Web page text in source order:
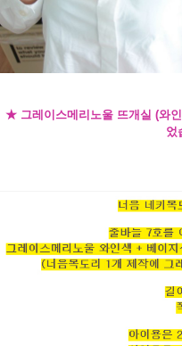
★ 그레이스메리노울 뜨개실 (와
었